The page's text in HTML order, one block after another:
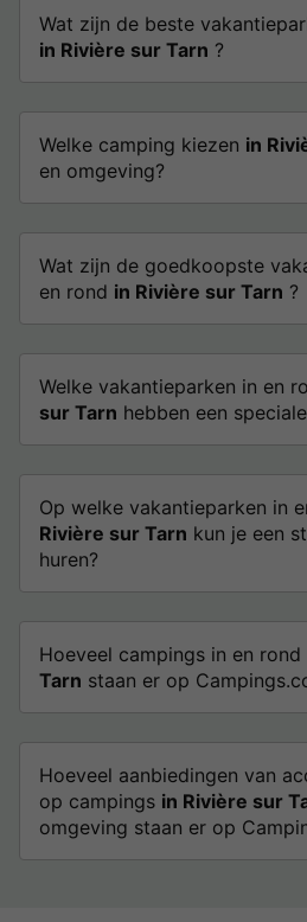
Wat zijn de beste
in Rivière sur Tarn ?
Welke camping kiezen in
en omgeving?
Wat zijn de goedkoopste
en rond in Rivière sur Tarn ?
Welke vakantieparken in en
sur Tarn hebben een
Op welke vakantieparken in
Rivière sur Tarn kun je een
huren?
Hoeveel campings in en rond
Tarn staan er op
Hoeveel aanbiedingen van
op campings in Rivière sur
omgeving staan er op